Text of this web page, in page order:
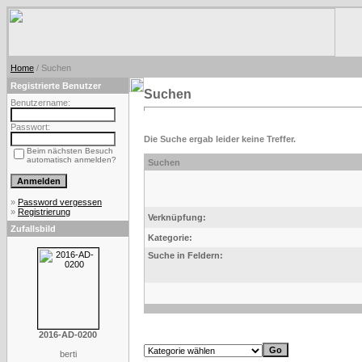
Home / Suchen
Registrierte Benutzer
Benutzername:
Passwort:
Beim nächsten Besuch
automatisch anmelden?
» Password vergessen
» Registrierung
Zufallsbild
2016-AD-0200
berti
Suchen
Die Suche ergab leider keine Treffer.
Suchen
Verknüpfung:
Kategorie:
Suche in Feldern: